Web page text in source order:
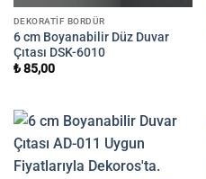
DEKORATIF BORDÜR
6 cm Boyanabilir Düz Duvar
Çıtası DSK-6010
₺85,00